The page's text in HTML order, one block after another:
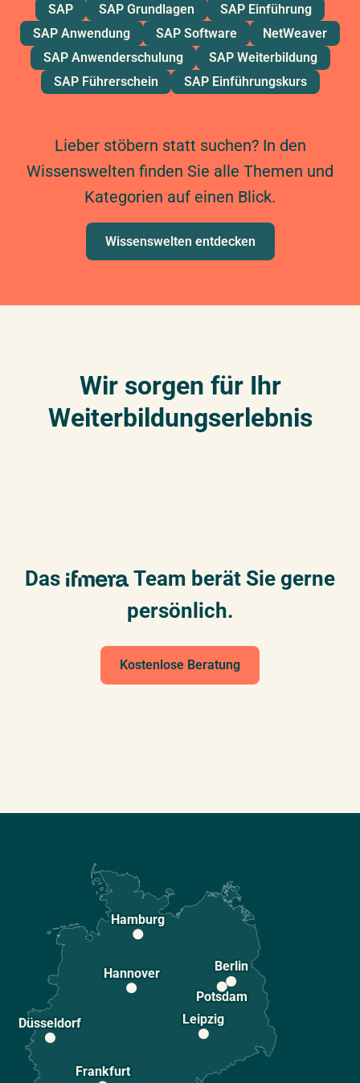
SAP SAP Grundlagen
SAP Einführung
SAP Anwendung
SAP Software
NetWeaver
SAP Anwenderschulung
SAP Weiterbildung
SAP Führerschein
SAP Einführungskurs
Lieber stöbern statt suchen? In den
Wissenswelten finden Sie alle Themen und
Kategorien auf einen Blick.
Wissenswelten entdecken
Wir sorgen für Ihr
Weiterbildungserlebnis
Das
Team berät Sie gerne
persönlich.
Kostenlose Beratung
Hamburg
Berlin
Potsdam
Hannover
Leipzig
Düsseldorf
Frankfurt